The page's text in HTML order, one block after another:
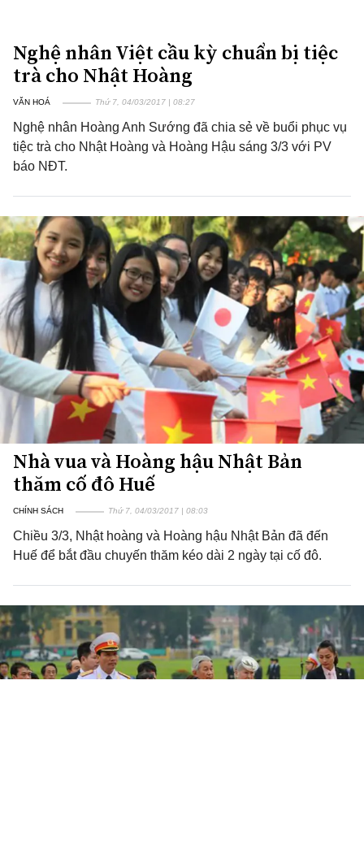
Nghệ nhân Việt cầu kỳ chuẩn bị tiệc
trà cho Nhật Hoàng
VĂN HOÁ Thứ 7, 04/03/2017 | 08:27
Nghệ nhân Hoàng Anh Sướng đã chia sẻ về buổi phục vụ
tiệc trà cho Nhật Hoàng và Hoàng Hậu sáng 3/3 với PV
báo NĐT.
Nhà vua và Hoàng hậu Nhật Bản
thăm cố đô Huế
CHÍNH SÁCH Thứ 7, 04/03/2017 | 08:03
Chiều 3/3, Nhật hoàng và Hoàng hậu Nhật Bản đã đến
Huế để bắt đầu chuyến thăm kéo dài 2 ngày tại cố đô.